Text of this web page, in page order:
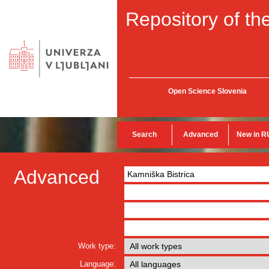
Repository of
Open Science Slovenia
Search Advanced New in
Advanced
Work type:
Language: